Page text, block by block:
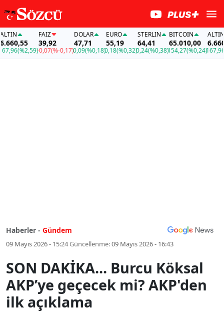
(%2,59)
FAİZ
39,92
-0,07(%-0,17)
DOLAR
47,71
0,09(%0,18)
EURO
55,19
0,18(%0,32)
STERLIN
64,41
0,24(%0,38)
BITCOIN
65.010,00
154,27(%0,24)
ALTIN
167,96
Haberler - Gündem
09 Mayıs 2026 - 15:24Güncellenme:09 Mayıs 2026 - 16:43
SON DAKİKA... Burcu Köksal
AKP’ye geçecek mi? AKP'den
ilk açıklama